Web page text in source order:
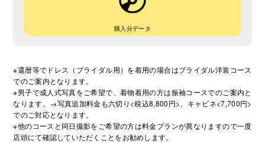
購入分データ
※還暦等でドレス（ブライダル用）を着用の場合はブライダル洋装コース
でのご案内となります。
※男子で成人式写真をご希望で、着物着用の方は振袖コースでのご案内と
なります。→写真追加料金も六切り<税込8,800円>、キャビネ<7,700円>
でのご対応となります。
※他のコースと同日撮影をご希望の方は料金プランが異なりますので一度
店頭にて確認していただくことをお勧めします。